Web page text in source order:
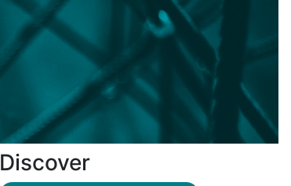
Discover